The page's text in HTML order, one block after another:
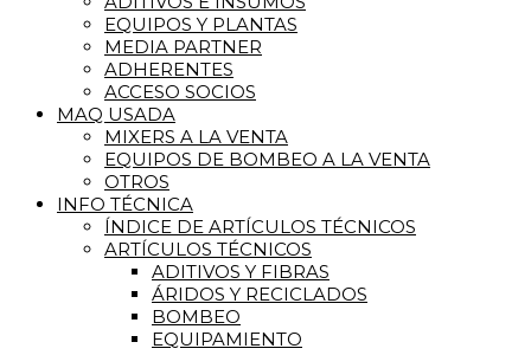
EQUIPOS Y PLANTAS
MEDIA PARTNER
ADHERENTES
ACCESO SOCIOS
MAQ USADA
MIXERS A LA VENTA
EQUIPOS DE BOMBEO A LA VENTA
OTROS
INFO TÉCNICA
ÍNDICE DE ARTÍCULOS TÉCNICOS
ARTÍCULOS TÉCNICOS
ADITIVOS Y FIBRAS
ÁRIDOS Y RECICLADOS
BOMBEO
EQUIPAMIENTO